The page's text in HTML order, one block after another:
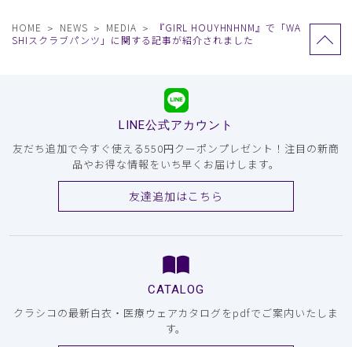
HOME NEWS MEDIA
『GIRL HOUYHNHNM』で「WA
SHIスクラブパンツ」に関する記事が紹介されました
LINE公式アカウント
友だち追加で今すぐ使える550円クーポンプレゼント！注目の新商
品やお得な情報をいち早くお届けします。
友達追加はこちら
CATALOG
クラシコの最新白衣・医療ウェアカタログをpdfでご案内いたしま
す。